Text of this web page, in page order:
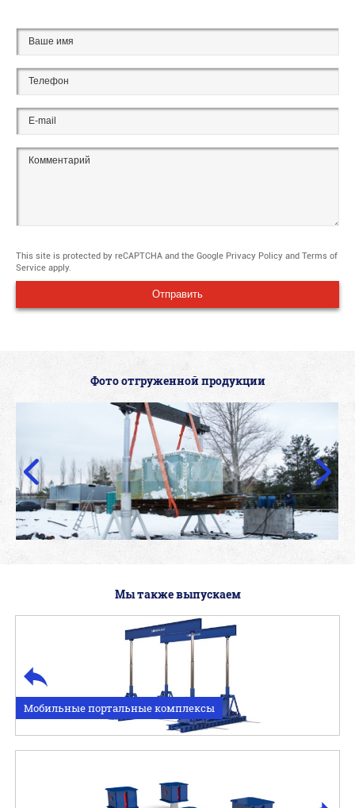
This site is protected by reCAPTCHA and the Google Privacy Policy and Terms of
Service apply.
Фото отгруженной продукции
Мы также выпускаем
Мобильные портальные комплексы